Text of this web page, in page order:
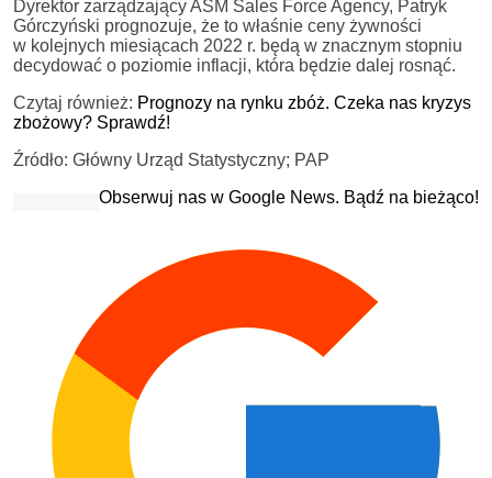
Dyrektor zarządzający ASM Sales Force Agency, Patryk
Górczyński prognozuje, że to właśnie ceny żywności
w kolejnych miesiącach 2022 r. będą w znacznym stopniu
decydować o poziomie inflacji, która będzie dalej rosnąć.
Czytaj również: Prognozy na rynku zbóż. Czeka nas kryzys
zbożowy? Sprawdź!
Źródło: Główny Urząd Statystyczny; PAP
Obserwuj nas w Google News. Bądź na bieżąco!